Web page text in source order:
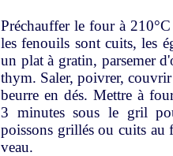
Préchauffer le four à
les fenouils sont cuits, les
un plat à gratin, parsemer
thym. Saler, poivrer, couvrir
beurre en dés. Mettre à
3 minutes sous le gril
poissons grillés ou cuits
veau.